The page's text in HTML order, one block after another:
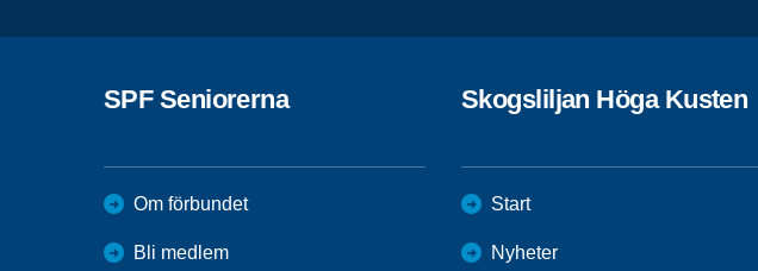
SPF Seniorerna
Om förbundet
Bli medlem
Skogsliljan Höga Kusten
Start
Nyheter